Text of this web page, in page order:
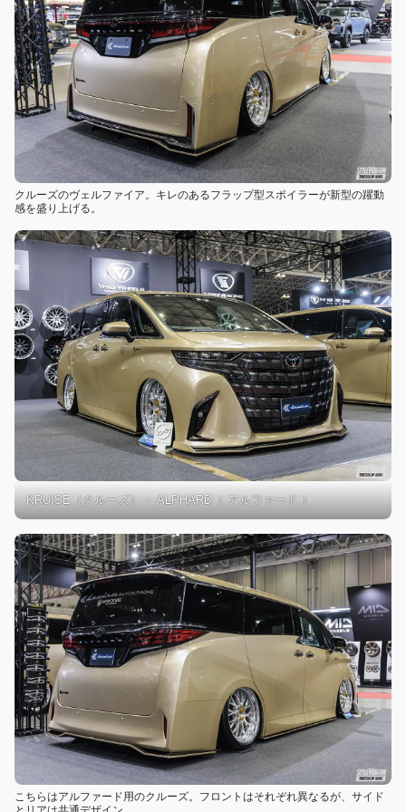
クルーズのヴェルファイア。キレのあるフラップ型スポイラーが新型の躍動
感を盛り上げる。
KRUISE（クルーズ）・ ALPHARD（ アルファード ）
こちらはアルファード用のクルーズ。フロントはそれぞれ異なるが、サイド